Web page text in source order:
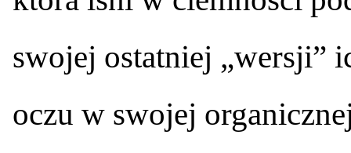
swojej ostatniej „wersji”
oczu w swojej